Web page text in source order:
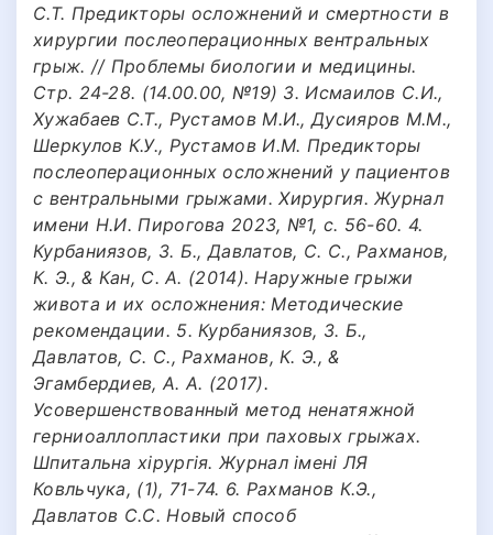
С.Т. Предикторы осложнений и смертности в
хирургии послеоперационных вентральных
грыж. // Проблемы биологии и медицины.
Стр. 24-28. (14.00.00, №19) 3. Исмаилов С.И.,
Хужабаев С.Т., Рустамов М.И., Дусияров М.М.,
Шеркулов К.У., Рустамов И.М. Предикторы
послеоперационных осложнений у пациентов
с вентральными грыжами. Хирургия. Журнал
имени Н.И. Пирогова 2023, №1, с. 56-60. 4.
Курбаниязов, З. Б., Давлатов, С. С., Рахманов,
К. Э., & Кан, С. А. (2014). Наружные грыжи
живота и их осложнения: Методические
рекомендации. 5. Курбаниязов, З. Б.,
Давлатов, С. С., Рахманов, К. Э., &
Эгамбердиев, А. A. (2017).
Усовершенствованный метод ненатяжной
герниоаллопластики при паховых грыжах.
Шпитальна хірургія. Журнал імені ЛЯ
Ковльчука, (1), 71-74. 6. Рахманов К.Э.,
Давлатов С.С. Новый способ